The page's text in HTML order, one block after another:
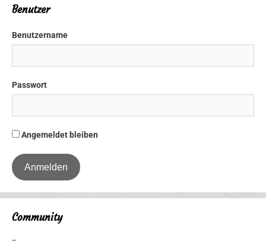
Benutzer
Benutzername
Passwort
Angemeldet bleiben
Community